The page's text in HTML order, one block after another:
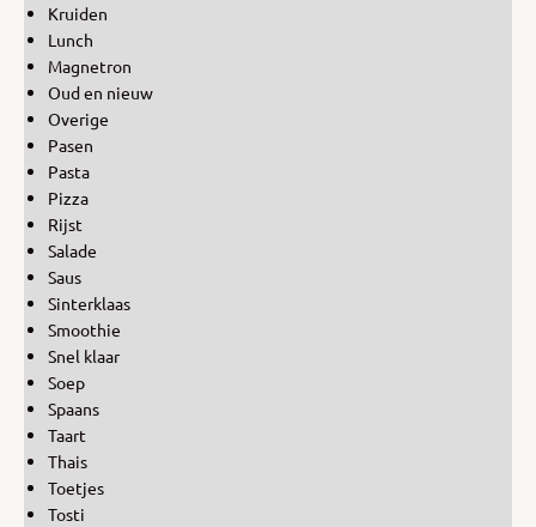
Kruiden
Lunch
Magnetron
Oud en nieuw
Overige
Pasen
Pasta
Pizza
Rijst
Salade
Saus
Sinterklaas
Smoothie
Snel klaar
Soep
Spaans
Taart
Thais
Toetjes
Tosti